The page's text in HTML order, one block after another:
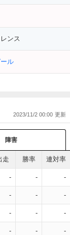
ンス
ル
2023/11/2 00:00
障害
走 勝率 連対率
- - -
- - -
- - -
- - -